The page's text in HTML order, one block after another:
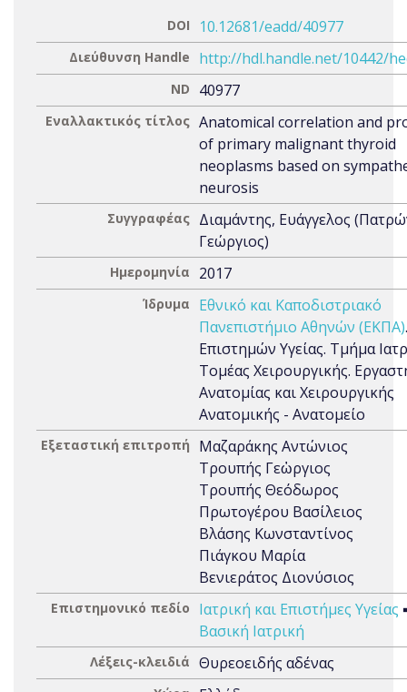
DOI 10.12681/eadd/40977
Διεύθυνση Handle http://hdl.handle.net/10442/
ND 40977
Εναλλακτικός τίτλος Anatomical correlation and
of primary malignant thyroid
neoplasms based on
neurosis
Συγγραφέας Διαμάντης, Ευάγγελος
Γεώργιος)
Ημερομηνία 2017
Ίδρυμα
Εθνικό και Καποδιστριακό
Πανεπιστήμιο Αθηνών (ΕΚΠΑ)
Επιστημών Υγείας. Τμήμα
Τομέας Χειρουργικής.
Ανατομίας και Χειρουργικής
Ανατομικής - Ανατομείο
Εξεταστική επιτροπή
Μαζαράκης Αντώνιος
Τρουπής Γεὠργιος
Τρουπής Θεόδωρος
Πρωτογέρου Βασίλειος
Βλάσης Κωνσταντίνος
Πιάγκου Μαρία
Βενιεράτος Διονύσιος
Επιστημονικό πεδίο Ιατρική και Επιστήμες Υγείας
Βασική Ιατρική
Λέξεις-κλειδιά Θυρεοειδής αδένας